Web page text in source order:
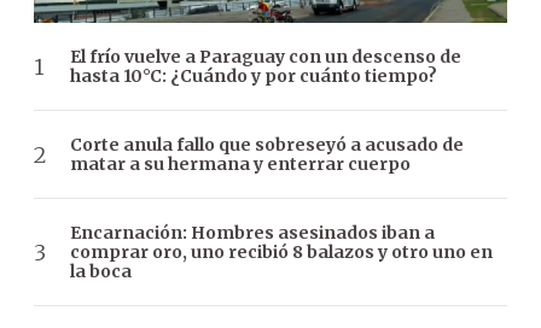
El frío vuelve a Paraguay con un descenso de
hasta 10°C: ¿Cuándo y por cuánto tiempo?
Corte anula fallo que sobreseyó a acusado de
matar a su hermana y enterrar cuerpo
Encarnación: Hombres asesinados iban a
comprar oro, uno recibió 8 balazos y otro uno en
la boca